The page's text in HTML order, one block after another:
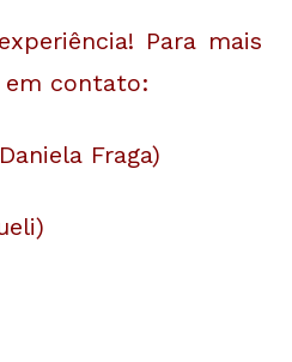
Para mais
contato:
Fraga)